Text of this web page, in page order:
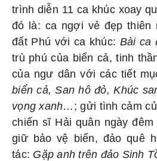
trình diễn 11 ca khúc xoay
đó là: ca ngợi vẻ đẹp thiên
đất Phú với ca khúc: Bài ca
trù phú của biển cả, tinh
của ngư dân với các tiết
biển cả, San hô đỏ, Khúc
vọng xanh…; gửi tình cảm
chiến sĩ Hải quân ngày
giữ bảo vệ biển, đảo quê
tác: Gặp anh trên đảo Sinh